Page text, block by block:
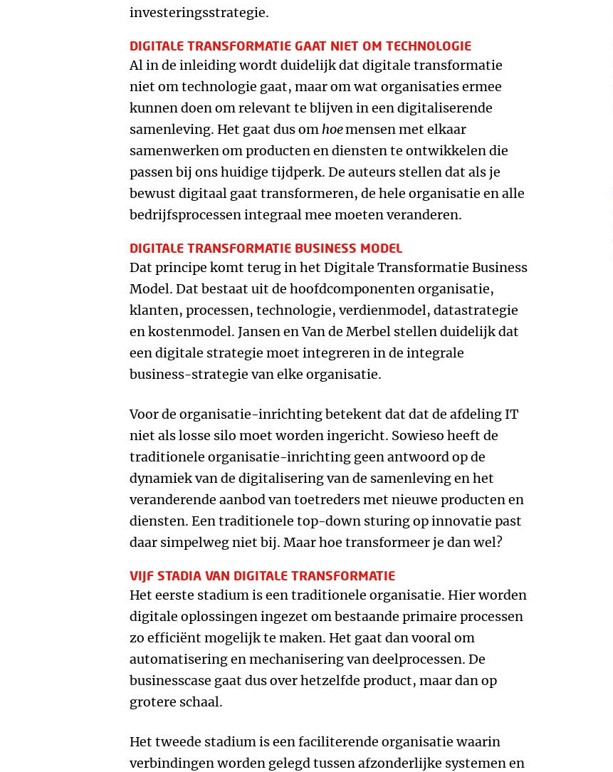
investeringsstrategie.
DIGITALE TRANSFORMATIE GAAT NIET OM TECHNOLOGIE
Al in de inleiding wordt duidelijk dat digitale transformatie
niet om technologie gaat, maar om wat organisaties ermee
kunnen doen om relevant te blijven in een digitaliserende
samenleving. Het gaat dus om hoemensen met elkaar
samenwerken om producten en diensten te ontwikkelen die
passen bij ons huidige tijdperk. De auteurs stellen dat als je
bewust digitaal gaat transformeren, de hele organisatie en alle
bedrijfsprocessen integraal mee moeten veranderen.
DIGITALE TRANSFORMATIE BUSINESS MODEL
Dat principe komt terug in het Digitale Transformatie Business
Model. Dat bestaat uit de hoofdcomponenten organisatie,
klanten, processen, technologie, verdienmodel, datastrategie
en kostenmodel. Jansen en Van de Merbel stellen duidelijk dat
een digitale strategie moet integreren in de integrale
business-strategie van elke organisatie.
Voor de organisatie-inrichting betekent dat dat de afdeling IT
niet als losse silo moet worden ingericht. Sowieso heeft de
traditionele organisatie-inrichting geen antwoord op de
dynamiek van de digitalisering van de samenleving en het
veranderende aanbod van toetreders met nieuwe producten en
diensten. Een traditionele top-down sturing op innovatie past
daar simpelweg niet bij. Maar hoe transformeer je dan wel?
VIJF STADIA VAN DIGITALE TRANSFORMATIE
Het eerste stadium is een traditionele organisatie. Hier worden
digitale oplossingen ingezet om bestaande primaire processen
zo efficiënt mogelijk te maken. Het gaat dan vooral om
automatisering en mechanisering van deelprocessen. De
businesscase gaat dus over hetzelfde product, maar dan op
grotere schaal.
Het tweede stadium is een faciliterende organisatie waarin
verbindingen worden gelegd tussen afzonderlijke systemen en